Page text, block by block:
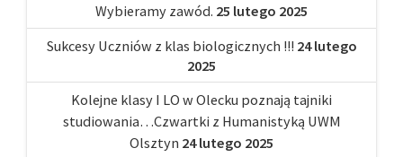
Wybieramy zawód. 25 lutego 2025
Sukcesy Uczniów z klas biologicznych !!! 24 lutego
2025
Kolejne klasy I LO w Olecku poznają tajniki
studiowania…Czwartki z Humanistyką UWM
Olsztyn 24 lutego 2025